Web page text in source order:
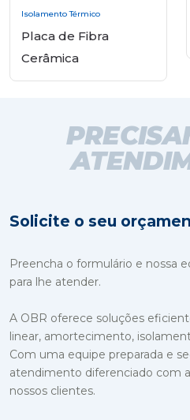
Isolamento Térmico
Placa de Fibra
Cerâmica
Solicite o seu
Preencha o formulário e nossa
para lhe atender.
A OBR oferece soluções
linear, amortecimento,
Com uma equipe preparada e
atendimento diferenciado com
nossos clientes.